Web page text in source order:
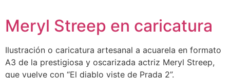
Meryl Streep en caricatura
Ilustración o caricatura artesanal a acuarela en formato
A3 de la prestigiosa y oscarizada actriz Meryl Streep,
que vuelve con “El diablo viste de Prada 2”.